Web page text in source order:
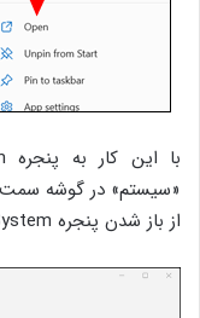
«سیستم» در گوشه
از باز شدن پنجره System بر روی گزینه Recovery کلیک کنید.